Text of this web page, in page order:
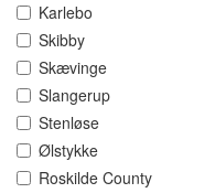
Karlebo
Skibby
Skævinge
Slangerup
Stenløse
Ølstykke
Roskilde County